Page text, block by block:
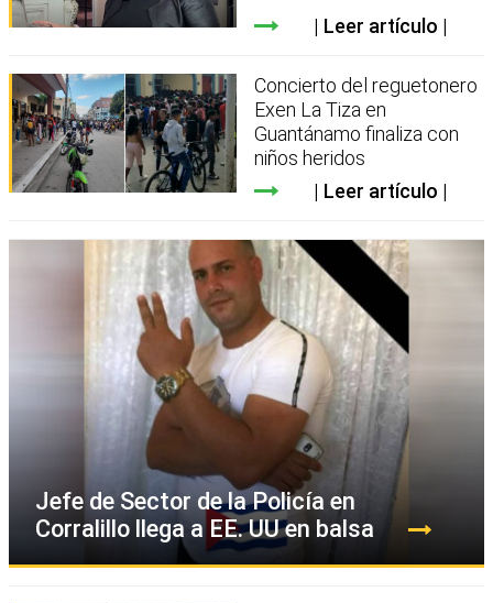
Leer artículo
Concierto del reguetonero
Exen La Tiza en
Guantánamo finaliza con
niños heridos
Leer artículo
Jefe de Sector de la Policía en
Corralillo llega a EE. UU en balsa